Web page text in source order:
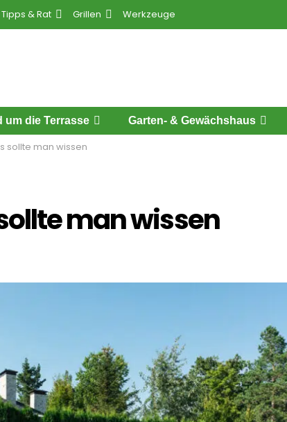
Tipps & Rat Grillen Werkzeuge
um die Terrasse Garten- & Gewächshaus
sollte man wissen
man wissen